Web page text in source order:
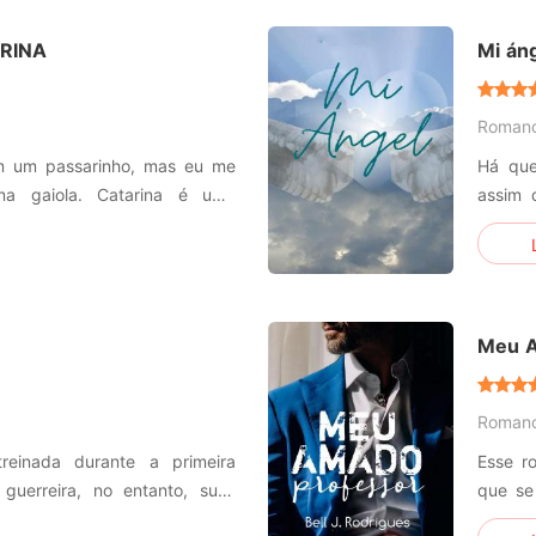
passarinho, mas eu me
é uma
uma jovem determinada,
obrigada a se casar com
Mi
Há
assim
terão
durante a primeira
no entanto, suas
a morte de seu pai, a
Meu
Esse
que